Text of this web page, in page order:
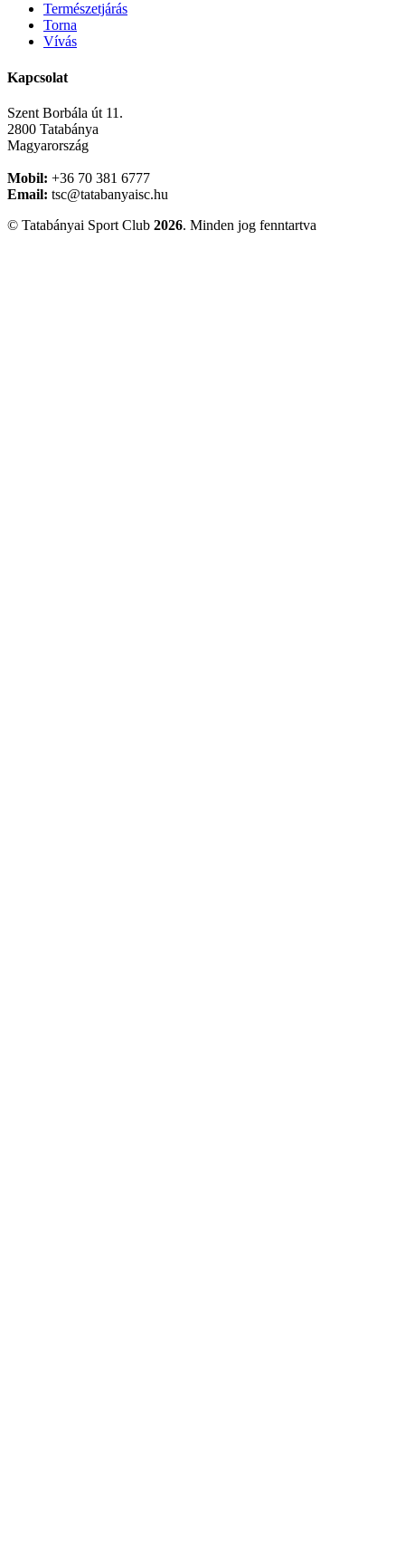
Természetjárás
Torna
Vívás
Kapcsolat
Szent Borbála út 11.
2800 Tatabánya
Magyarország
Mobil: +36 70 381 6777
Email: tsc@tatabanyaisc.hu
© Tatabányai Sport Club 2026. Minden jog fenntartva